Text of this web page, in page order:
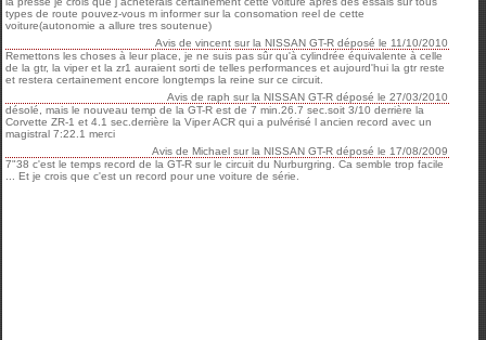
types de route pouvez-vous m informer sur la consomation reel de cette
voiture(autonomie a allure tres soutenue)
Avis devincent surla NISSAN GT-R déposé le 11/10/2010
Remettons les choses à leur place, je ne suis pas sûr qu'à cylindrée équivalente à celle
de la gtr, la viper et la zr1 auraient sorti de telles performances et aujourd'hui la gtr reste
et restera certainement encore longtemps la reine sur ce circuit.
Avis deraph surla NISSAN GT-R déposé le27/03/2010
désolé, mais le nouveau temp de la GT-R est de 7 min.26.7 sec.soit 3/10 derrière la
Corvette ZR-1 et 4.1 sec.derrière la Viper ACR qui a pulvérisé l ancien record avec un
magistral 7:22.1 merci
Avis deMichaelsurla NISSAN GT-R déposé le 17/08/2009
7"38 c'est le temps record de la GT-R sur le circuit du Nurburgring. Ca semble trop facile
... Et je crois que c'est un record pour une voiture de série.